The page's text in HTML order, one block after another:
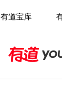
有道宝库